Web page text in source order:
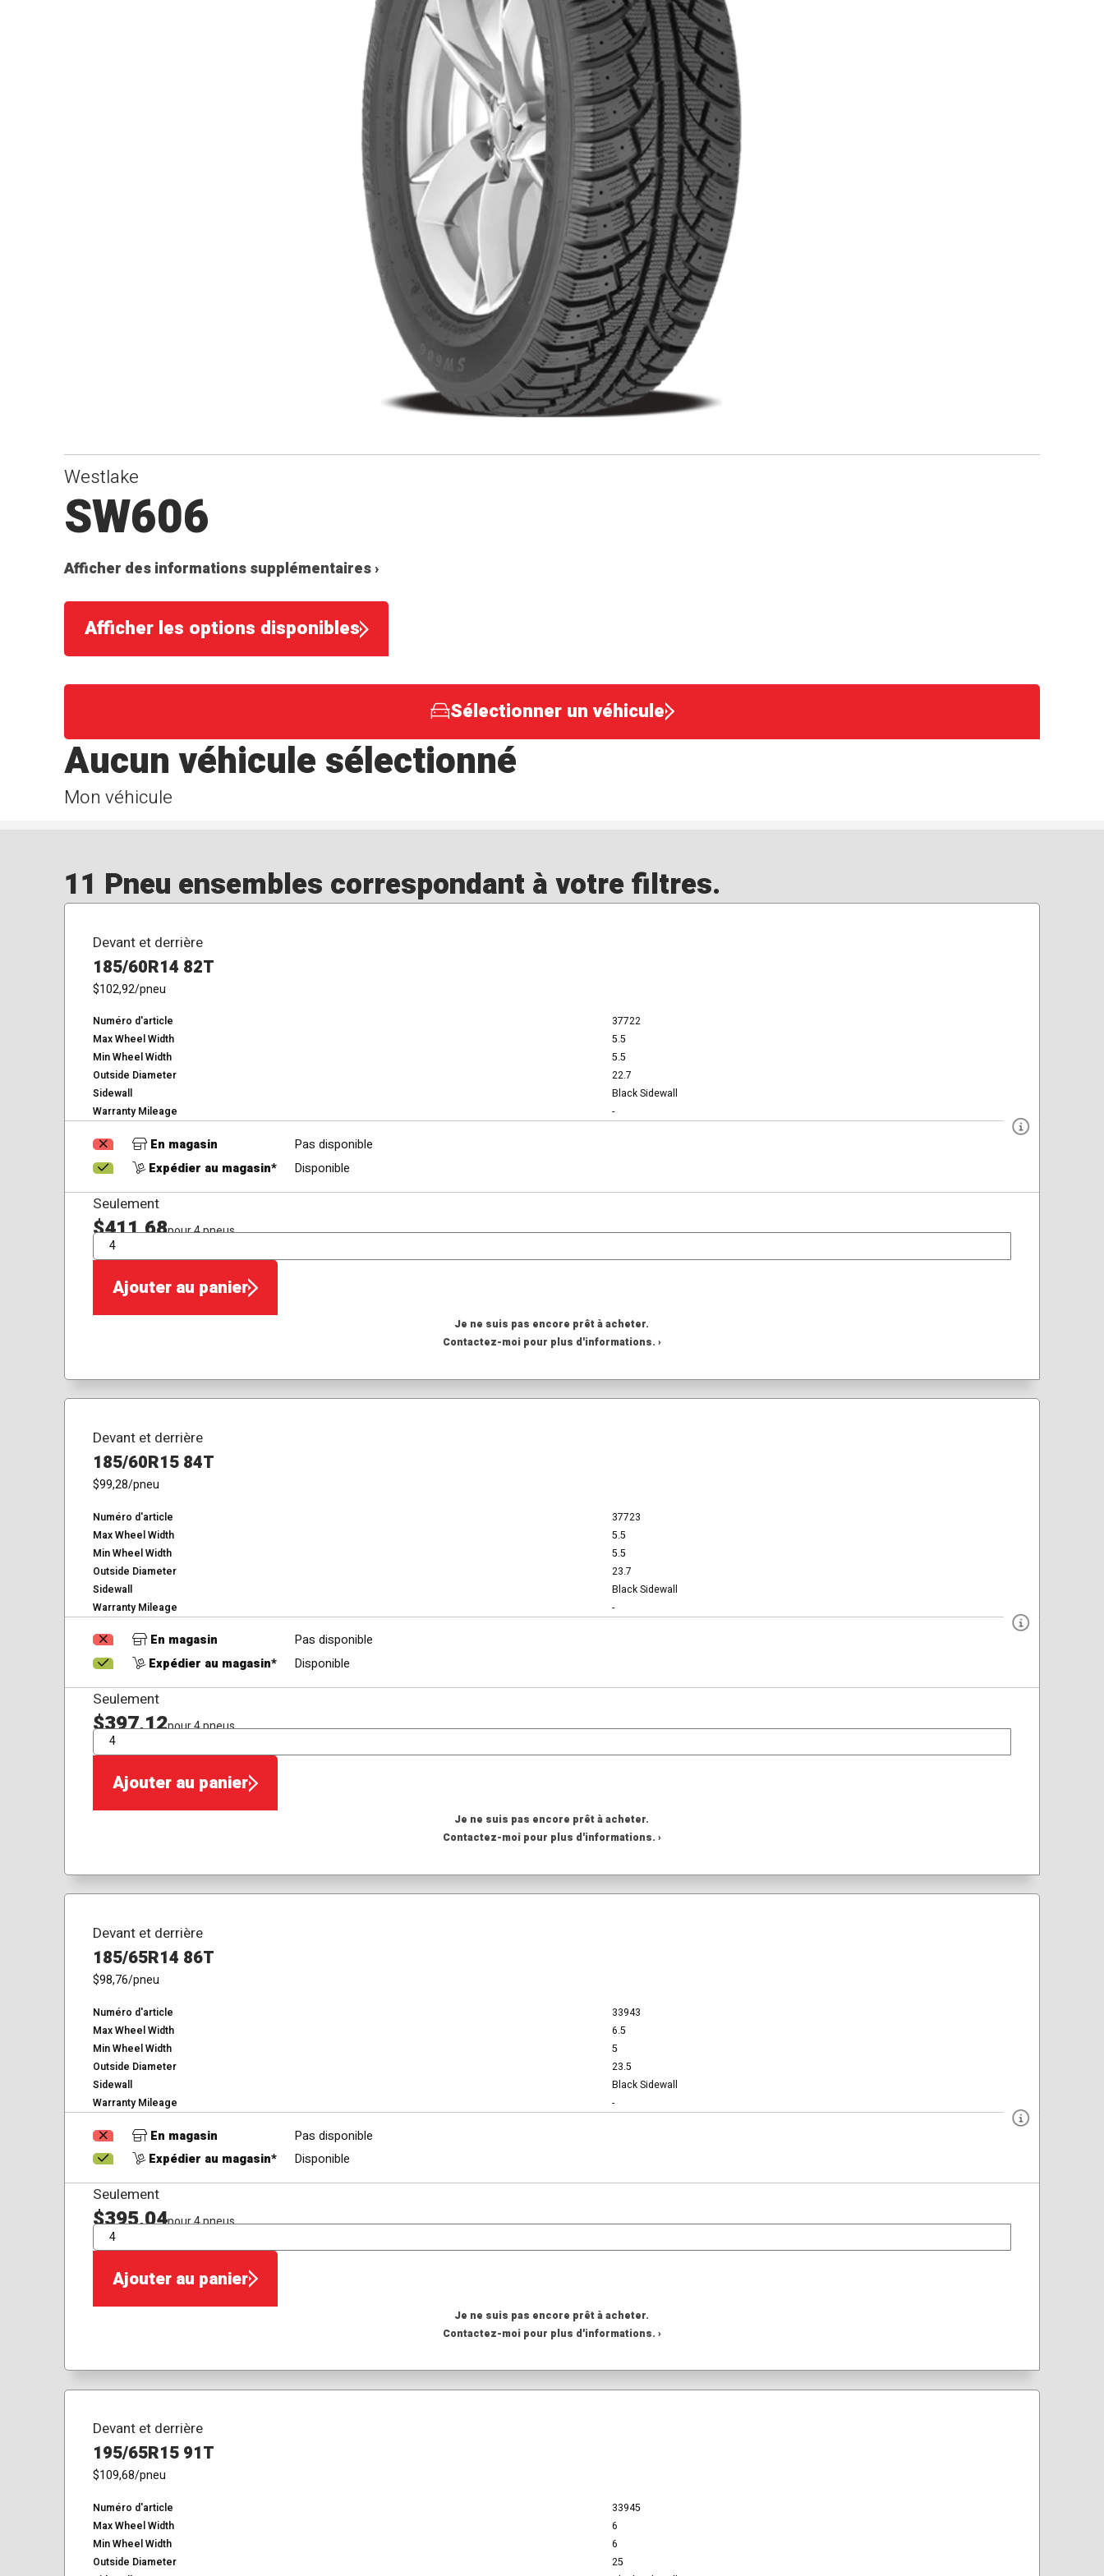
Westlake
SW606
Afficher des informations supplémentaires ›
Afficher les options disponibles
Sélectionner un véhicule
Mon véhicule
Aucun véhicule sélectionné
11 Pneu ensembles correspondant à votre filtres.
Devant et derrière
185/60R14 82T
$102,92/pneu
Numéro d'article
37722
Max Wheel Width
5.5
Min Wheel Width
5.5
Outside Diameter
22.7
Sidewall
Black Sidewall
Warranty Mileage
-
En magasin
Pas disponible
Expédier au magasin*
Disponible
Seulement
$411,68pour 4 pneus
QTÉ
Ajouter au panier
Je ne suis pas encore prêt à acheter.
Contactez-moi pour plus d'informations. ›
Devant et derrière
185/60R15 84T
$99,28/pneu
Numéro d'article
37723
Max Wheel Width
5.5
Min Wheel Width
5.5
Outside Diameter
23.7
Sidewall
Black Sidewall
Warranty Mileage
-
En magasin
Pas disponible
Expédier au magasin*
Disponible
Seulement
$397,12pour 4 pneus
QTÉ
Ajouter au panier
Je ne suis pas encore prêt à acheter.
Contactez-moi pour plus d'informations. ›
Devant et derrière
185/65R14 86T
$98,76/pneu
Numéro d'article
33943
Max Wheel Width
6.5
Min Wheel Width
5
Outside Diameter
23.5
Sidewall
Black Sidewall
Warranty Mileage
-
En magasin
Pas disponible
Expédier au magasin*
Disponible
Seulement
$395,04pour 4 pneus
QTÉ
Ajouter au panier
Je ne suis pas encore prêt à acheter.
Contactez-moi pour plus d'informations. ›
Devant et derrière
195/65R15 91T
$109,68/pneu
Numéro d'article
33945
Max Wheel Width
6
Min Wheel Width
6
Outside Diameter
25